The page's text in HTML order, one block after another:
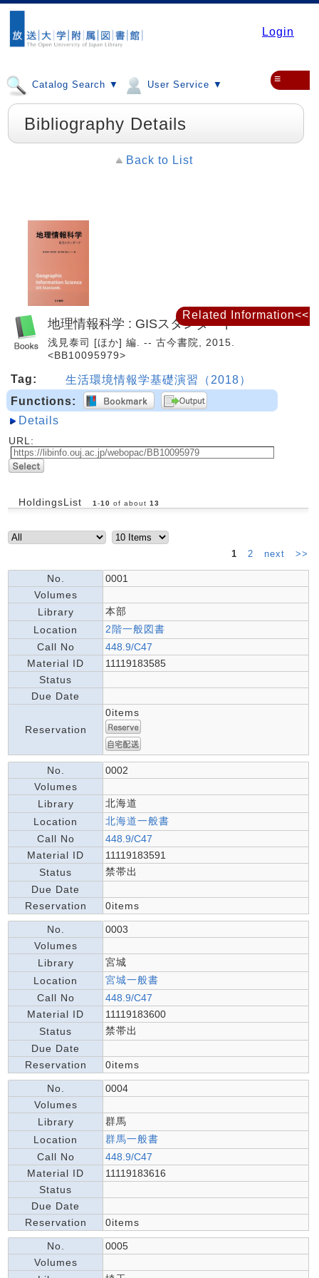
Login
Catalog Search ▼ User Service ▼ ≡
Bibliography Details
Back to List
地理情報科学 : GISスタンダード
浅見泰司 [ほか] 編. -- 古今書院, 2015.
<BB10095979>
Tag:
生活環境情報学基礎演習（2018）
Functions:
Details
URL:
HoldingsList 1 -10 of about 13
1 2 next >>
No.
0001
Volumes
Library
本部
Location
2階一般図書
Call No
448.9/C47
Material ID
11119183585
Status
Due Date
Reservation
0items
No.
0002
Volumes
Library
北海道
Location
北海道一般書
Call No
448.9/C47
Material ID
11119183591
Status
禁帯出
Due Date
Reservation
0items
No.
0003
Volumes
Library
宮城
Location
宮城一般書
Call No
448.9/C47
Material ID
11119183600
Status
禁帯出
Due Date
Reservation
0items
No.
0004
Volumes
Library
群馬
Location
群馬一般書
Call No
448.9/C47
Material ID
11119183616
Status
Due Date
Reservation
0items
No.
0005
Volumes
Related Information<<